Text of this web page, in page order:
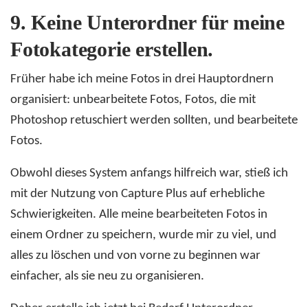
9.Keine Unterordner für meine
Fotokategorie erstellen.
Früher habe ich meine Fotos in drei Hauptordnern
organisiert: unbearbeitete Fotos, Fotos, die mit
Photoshop retuschiert werden sollten, und bearbeitete
Fotos.
Obwohl dieses System anfangs hilfreich war, stieß ich
mit der Nutzung von Capture Plus auf erhebliche
Schwierigkeiten. Alle meine bearbeiteten Fotos in
einem Ordner zu speichern, wurde mir zu viel, und
alles zu löschen und von vorne zu beginnen war
einfacher, als sie neu zu organisieren.